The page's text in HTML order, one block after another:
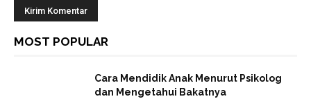
MOST POPULAR
Cara Mendidik Anak Menurut Psikolog
dan Mengetahui Bakatnya